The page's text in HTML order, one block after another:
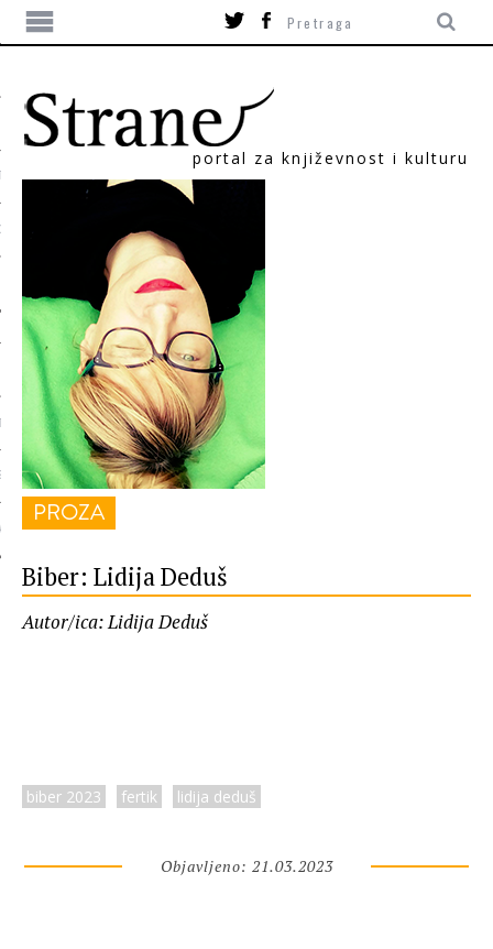
portal za književnost i kulturu
PROZA
Biber: Lidija Deduš
Autor/ica: Lidija Deduš
biber 2023 fertik lidija deduš
Objavljeno: 21.03.2023